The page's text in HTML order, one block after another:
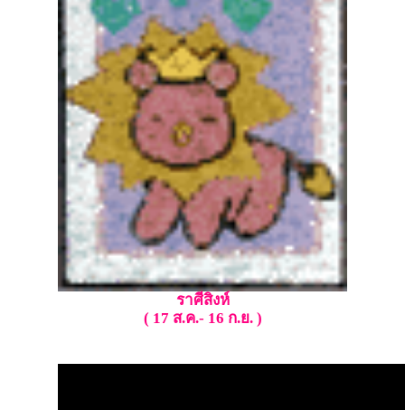
ราศีสิงห์
( 17 ส.ค.- 16 ก.ย. )